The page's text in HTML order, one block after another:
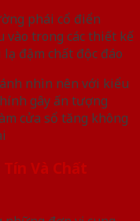
phái cổ điển
vào trong các thiết kế
đậm chất độc đáo
nhìn nên với kiểu
gây ấn tượng
cửa sổ tăng không
Và Chất